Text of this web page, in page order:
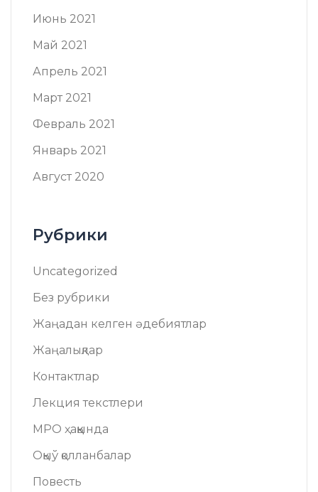
Июнь 2021
Май 2021
Апрель 2021
Март 2021
Февраль 2021
Январь 2021
Август 2020
Рубрики
Uncategorized
Без рубрики
Жаңадан келген әдебиятлар
Жаңалықлар
Контактлар
Лекция текстлери
МРО ҳаққында
Оқыў қолланбалар
Повесть